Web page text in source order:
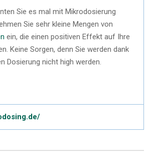
Sie es mal mit Mikrodosierung
Sie sehr kleine Mengen von
ein, die einen positiven Effekt auf Ihre
Keine Sorgen, denn Sie werden dank
Dosierung nicht high werden.